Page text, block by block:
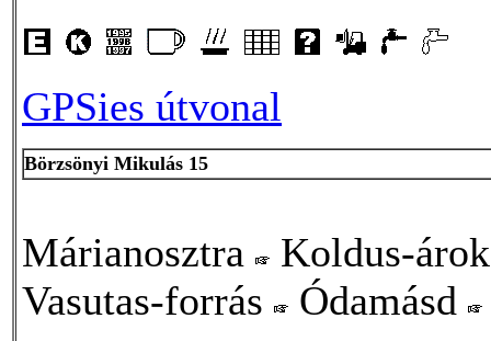
GPSies útvonal
Börzsönyi Mikulás 15
Márianosztra
Koldus-
Vasutas-forrás
Ódamásd